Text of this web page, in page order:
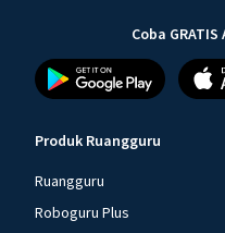
Coba
Produk Ruangguru
Ruangguru
Roboguru Plus